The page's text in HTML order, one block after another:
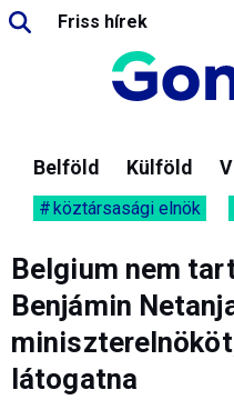
Friss hírek
Belföld Külföld
köztársasági elnök
Belgium nem
Benjámin
látogatna